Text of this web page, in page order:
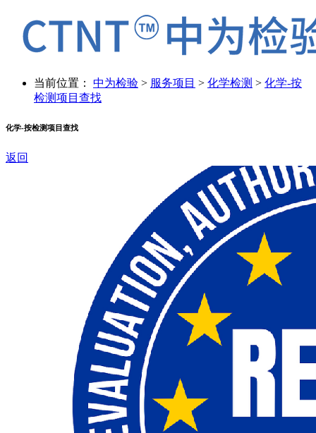
当前位置： 中为检验 > 服务项目 > 化学检测 > 化学-按
检测项目查找
化学-按检测项目查找
返回